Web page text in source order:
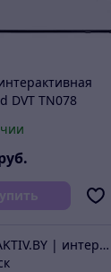
DVT TN078
INTERAKTIV.BY | интерактивное оборудование